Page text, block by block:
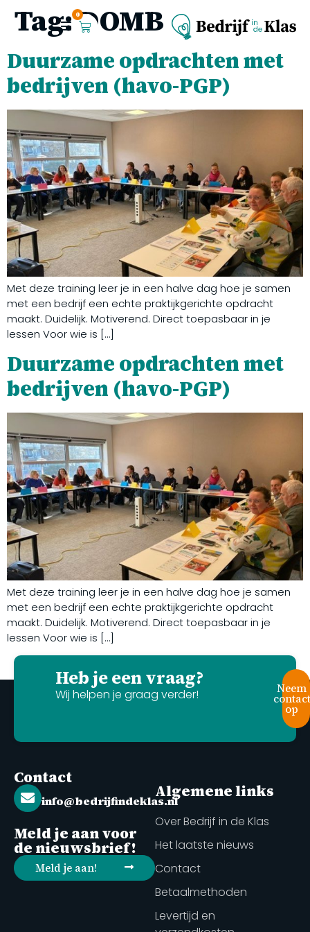
0
Tag:DOMB
Duurzame opdrachten met
bedrijven (havo-PGP)
Met deze training leer je in een halve dag hoe je samen
met een bedrijf een echte praktijkgerichte opdracht
maakt. Duidelijk. Motiverend. Direct toepasbaar in je
lessen Voor wie is […]
Duurzame opdrachten met
bedrijven (havo-PGP)
Met deze training leer je in een halve dag hoe je samen
met een bedrijf een echte praktijkgerichte opdracht
maakt. Duidelijk. Motiverend. Direct toepasbaar in je
lessen Voor wie is […]
Heb je een vraag?
Wij helpen je graag verder! Neem
contact
op
Contact
info@bedrijfindeklas.nl
Meld je aan voor
de nieuwsbrief!
Meld je aan!
Algemene links
Over Bedrijf in de Klas
Het laatste nieuws
Contact
Betaalmethoden
Levertijd en